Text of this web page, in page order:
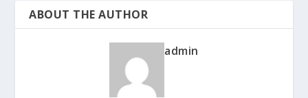
ABOUT THE AUTHOR
admin